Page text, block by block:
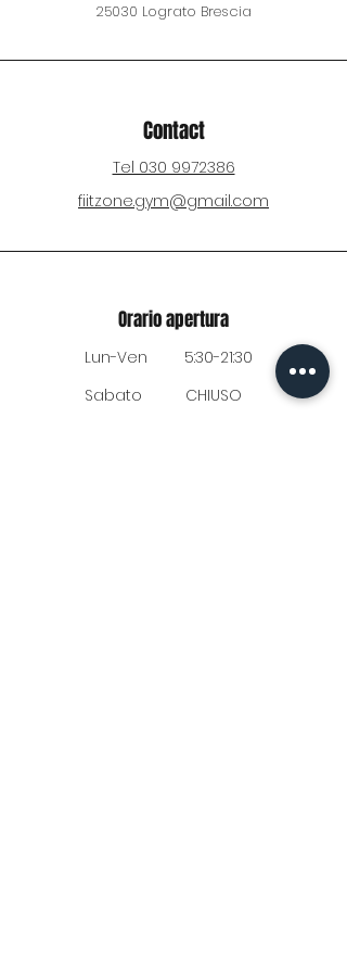
25030 Lograto Brescia
Contact
Tel 030 9972386
fiitzone.gym@gmail.com
Orario apertura
Lun-Ven
Sabato
5:30-21:30
CHIUSO